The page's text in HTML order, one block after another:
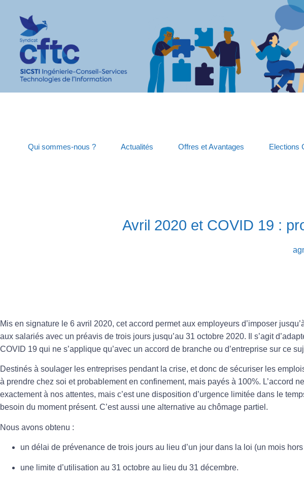
Qui sommes-nous ? Actualités Offres et Avantages Elections
Avril 2020 et COVID 19 :
Mis en signature le 6 avril 2020, cet accord permet aux employeurs d’imposer
aux salariés avec un préavis de trois jours jusqu’au 31 octobre 2020. Il s’agit
COVID 19 qui ne s’applique qu’avec un accord de branche ou d’entreprise sur ce
Destinés à soulager les entreprises pendant la crise, et donc de sécuriser les
à prendre chez soi et probablement en confinement, mais payés à 100%. L’accord
exactement à nos attentes, mais c’est une disposition d’urgence limitée dans le
besoin du moment présent. C’est aussi une alternative au chômage partiel.
Nous avons obtenu :
un délai de prévenance de trois jours au lieu d’un jour dans la loi (un mois
une limite d’utilisation au 31 octobre au lieu du 31 décembre.